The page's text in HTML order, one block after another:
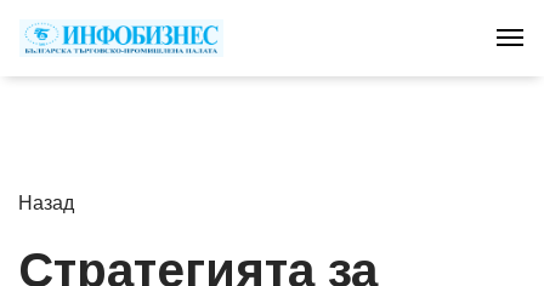
Назад
Стратегията за